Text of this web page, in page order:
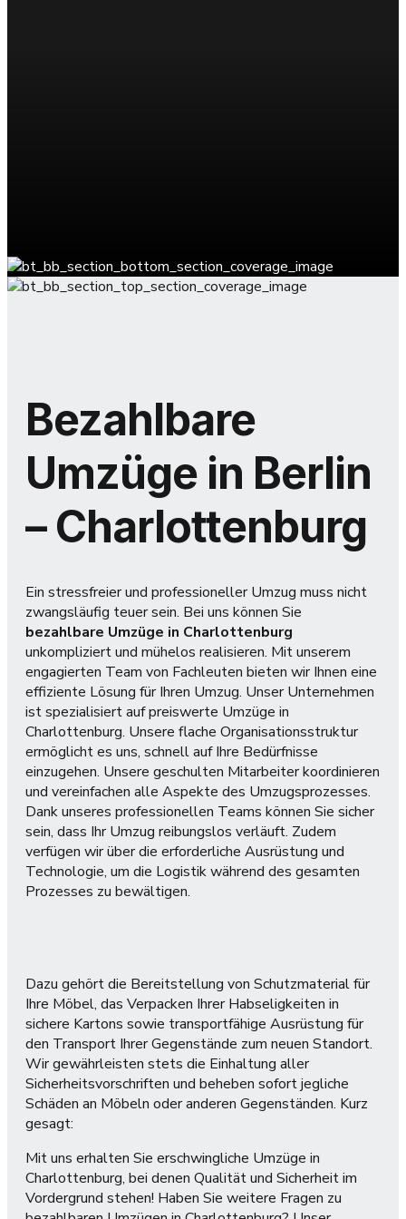
Bezahlbare
Umzüge in Berlin
– Charlottenburg
Ein stressfreier und professioneller Umzug muss nicht
zwangsläufig teuer sein. Bei uns können Sie
bezahlbare Umzüge in Charlottenburg
unkompliziert und mühelos realisieren. Mit unserem
engagierten Team von Fachleuten bieten wir Ihnen eine
effiziente Lösung für Ihren Umzug. Unser Unternehmen
ist spezialisiert auf preiswerte Umzüge in
Charlottenburg. Unsere flache Organisationsstruktur
ermöglicht es uns, schnell auf Ihre Bedürfnisse
einzugehen. Unsere geschulten Mitarbeiter koordinieren
und vereinfachen alle Aspekte des Umzugsprozesses.
Dank unseres professionellen Teams können Sie sicher
sein, dass Ihr Umzug reibungslos verläuft. Zudem
verfügen wir über die erforderliche Ausrüstung und
Technologie, um die Logistik während des gesamten
Prozesses zu bewältigen.
Dazu gehört die Bereitstellung von Schutzmaterial für
Ihre Möbel, das Verpacken Ihrer Habseligkeiten in
sichere Kartons sowie transportfähige Ausrüstung für
den Transport Ihrer Gegenstände zum neuen Standort.
Wir gewährleisten stets die Einhaltung aller
Sicherheitsvorschriften und beheben sofort jegliche
Schäden an Möbeln oder anderen Gegenständen. Kurz
gesagt:
Mit uns erhalten Sie erschwingliche Umzüge in
Charlottenburg, bei denen Qualität und Sicherheit im
Vordergrund stehen! Haben Sie weitere Fragen zu